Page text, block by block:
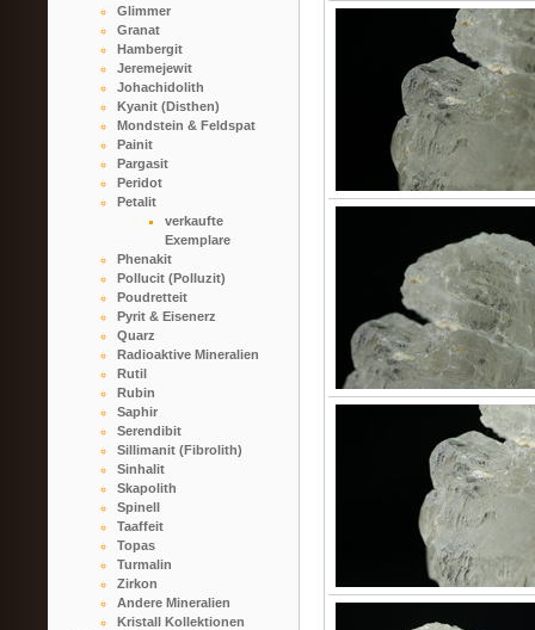
Glimmer
Granat
Hambergit
Jeremejewit
Johachidolith
Kyanit (Disthen)
Mondstein & Feldspat
Painit
Pargasit
Peridot
Petalit
verkaufte
Exemplare
Phenakit
Pollucit (Polluzit)
Poudretteit
Pyrit & Eisenerz
Quarz
Radioaktive Mineralien
Rutil
Rubin
Saphir
Serendibit
Sillimanit (Fibrolith)
Sinhalit
Skapolith
Spinell
Taaffeit
Topas
Turmalin
Zirkon
Andere Mineralien
Kristall Kollektionen